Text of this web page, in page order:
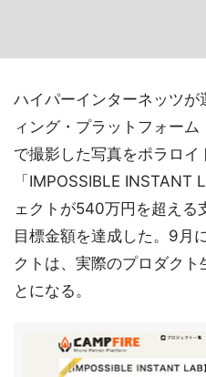
ハイパーインターネッツ
ィング・プラットフォー
で撮影した写真をポラロ
「IMPOSSIBLE INSTANT
ェクトが540万円を超える
目標金額を達成した。9月
クトは、実際のプロダク
とになる。